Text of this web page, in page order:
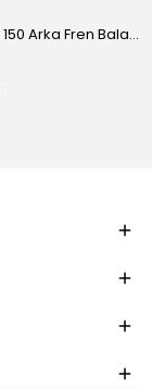
Bajaj Boxer 150 Arka Fren Balatası Orijinal